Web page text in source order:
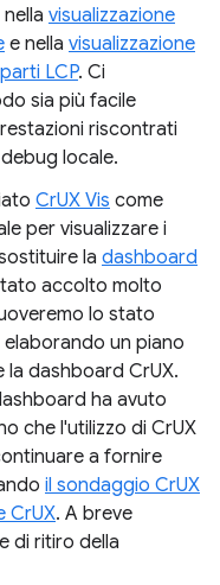
visualizzazione
e nella visualizzazione
LCP. Ci
sia più facile
riscontrati
locale.
CrUX Vis come
per visualizzare i
la dashboard
accolto molto
lo stato
un piano
la dashboard CrUX.
ha avuto
che l'utilizzo di CrUX
a fornire
il sondaggio CrUX
CrUX. A breve
di ritiro della